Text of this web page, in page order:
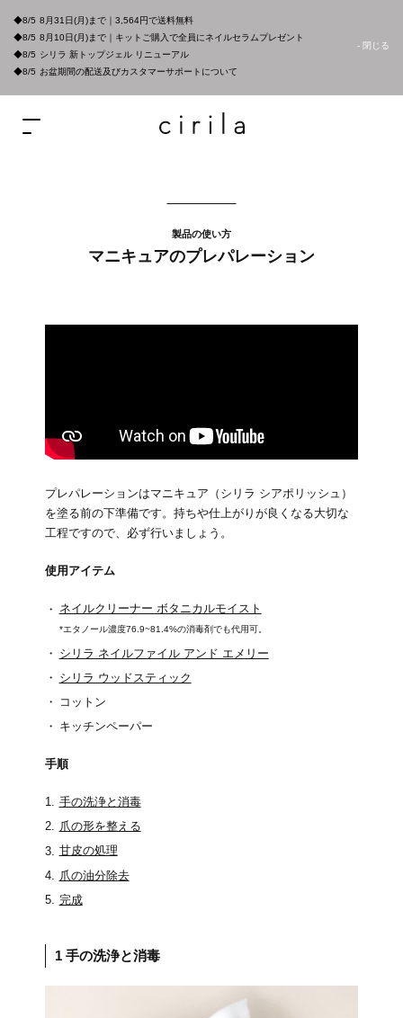
◆8/5 8月31日(月)まで｜3,564円で送料無料
◆8/5 8月10日(月)まで｜キットご購入で全員にネイルセラムプレゼント
◆8/5 シリラ 新トップジェル リニューアル
◆8/5 お盆期間の配送及びカスタマーサポートについて
- 閉じる
製品の使い方
マニキュアのプレパレーション
プレパレーションはマニキュア（シリラ シアポリッシュ）
を塗る前の下準備です。持ちや仕上がりが良くなる大切な
工程ですので、必ず行いましょう。
使用アイテム
ネイルクリーナー ボタニカルモイスト
*エタノール濃度76.9~81.4%の消毒剤でも代用可。
シリラ ネイルファイル アンド エメリー
シリラ ウッドスティック
コットン
キッチンペーパー
手順
手の洗浄と消毒
爪の形を整える
甘皮の処理
爪の油分除去
完成
1 手の洗浄と消毒